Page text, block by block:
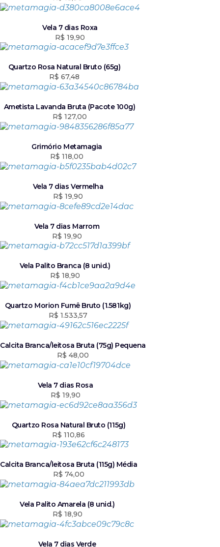
2
3
,
9
.
5
Vela 7 dias Roxa
R$ 19,90
Quartzo Rosa Natural Bruto (65g)
R$ 67,48
Ametista Lavanda Bruta (Pacote 100g)
R$ 127,00
Grimório Metamagia
R$ 118,00
Vela 7 dias Vermelha
R$ 19,90
Vela 7 dias Marrom
R$ 19,90
Vela Palito Branca (8 unid.)
R$ 18,90
Quartzo Morion Fumê Bruto (1.581kg)
R$ 1.533,57
Calcita Branca/leitosa Bruta (75g) Pequena
R$ 48,00
Vela 7 dias Rosa
R$ 19,90
Quartzo Rosa Natural Bruto (115g)
R$ 110,86
Calcita Branca/leitosa Bruta (115g) Média
R$ 74,00
Vela Palito Amarela (8 unid.)
R$ 18,90
Vela 7 dias Verde